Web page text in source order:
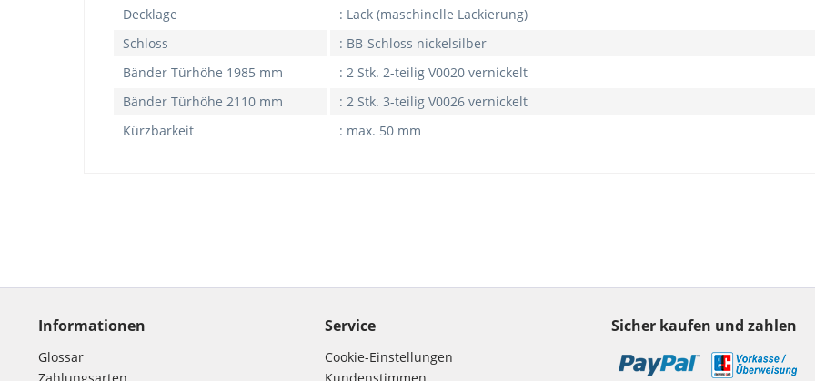
Decklage
: Lack (maschinelle Lackierung)
Schloss
: BB-Schloss nickelsilber
Bänder Türhöhe 1985 mm
: 2 Stk. 2-teilig V0020 vernickelt
Bänder Türhöhe 2110 mm
: 2 Stk. 3-teilig V0026 vernickelt
Kürzbarkeit
: max. 50 mm
Informationen
Glossar
Service
Cookie-Einstellungen
Sicher kaufen und zahlen